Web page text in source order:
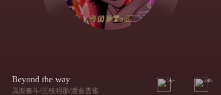
Beyond the way
風楽奏斗/三枝明那/渡会雲雀
1w+ 240